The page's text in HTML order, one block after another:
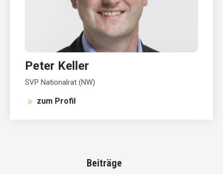
Peter Keller
SVP Nationalrat (NW)
zum Profil
Beiträge